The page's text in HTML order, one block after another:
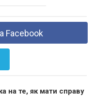
Facebook
на те, як мати справу